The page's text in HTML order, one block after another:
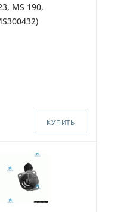
MS 190,
КУПИТЬ